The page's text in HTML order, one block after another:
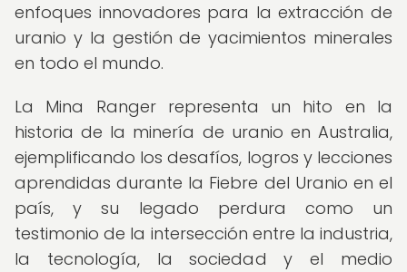
enfoques innovadores para la extracción de
uranio y la gestión de yacimientos minerales
en todo el mundo.
La Mina Ranger representa un hito en la
historia de la minería de uranio en Australia,
ejemplificando los desafíos, logros y lecciones
aprendidas durante la Fiebre del Uranio en el
país, y su legado perdura como un
testimonio de la intersección entre la industria,
la tecnología, la sociedad y el medio